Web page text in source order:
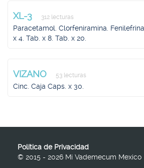
XL-3 312 lecturas
Paracetamol. Clorfeniramina.
x 4. Tab. x 8. Tab. x 20.
VIZANO 53 lecturas
Cinc. Caja Caps. x 30.
Política de Privacidad
© 2015 - 2026 Mi Vademecum Mexico